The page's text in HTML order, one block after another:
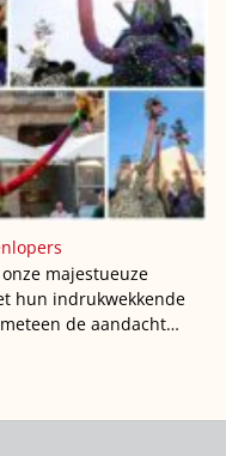
majestueuze
hun indrukwekkende
de aandacht…